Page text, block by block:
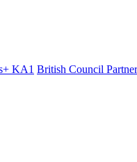
KA1 British Council